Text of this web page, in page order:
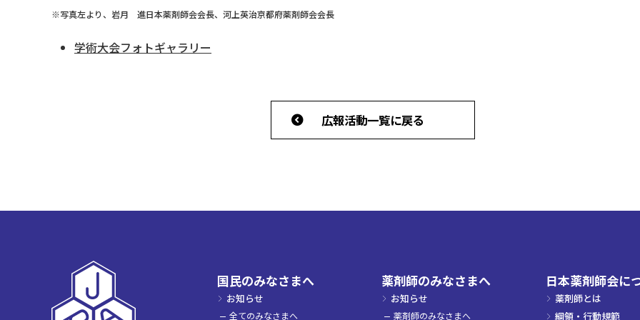
※写真左より、岩月 進日本薬剤師会会長、河上英治京都府薬剤師会会長
学術大会フォトギャラリー
広報活動一覧に戻る
国民のみなさまへ
お知らせ
全てのみなさまへ
薬剤師のみなさまへ
お知らせ
薬剤師のみなさまへ
日本薬剤師会に
薬剤師とは
綱領・行動規範